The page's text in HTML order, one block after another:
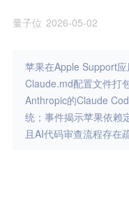
量子位 2026-05-02
苹果在Apple Support
Claude.md配置文件打
Anthropic的Claude
统；事件揭示苹果依赖
且AI代码审查流程存在疏